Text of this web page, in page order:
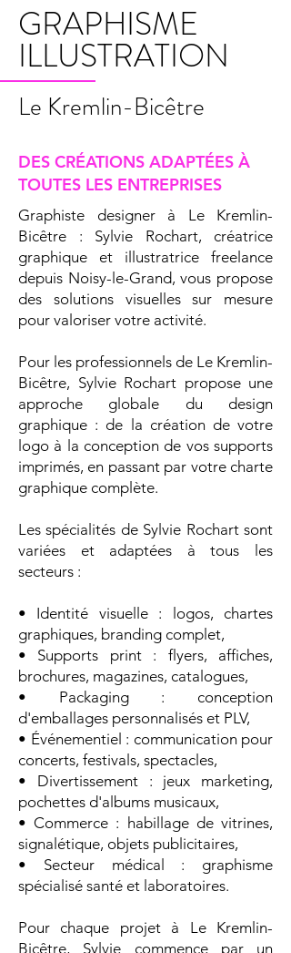
GRAPHISME
ILLUSTRATION
Le Kremlin-Bicêtre
DES CRÉATIONS ADAPTÉES À
TOUTES LES ENTREPRISES
Graphiste designer à Le Kremlin-
Bicêtre : Sylvie Rochart, créatrice
graphique et illustratrice freelance
depuis Noisy-le-Grand, vous propose
des solutions visuelles sur mesure
pour valoriser votre activité.
Pour les professionnels de Le Kremlin-
Bicêtre, Sylvie Rochart propose une
approche globale du design
graphique : de la création de votre
logo à la conception de vos supports
imprimés, en passant par votre charte
graphique complète.
Les spécialités de Sylvie Rochart sont
variées et adaptées à tous les
secteurs :
• Identité visuelle : logos, chartes
graphiques, branding complet,
• Supports print : flyers, affiches,
brochures, magazines, catalogues,
• Packaging : conception
d'emballages personnalisés et PLV,
• Événementiel : communication pour
concerts, festivals, spectacles,
• Divertissement : jeux marketing,
pochettes d'albums musicaux,
• Commerce : habillage de vitrines,
signalétique, objets publicitaires,
• Secteur médical : graphisme
spécialisé santé et laboratoires.
Pour chaque projet à Le Kremlin-
Bicêtre, Sylvie commence par un